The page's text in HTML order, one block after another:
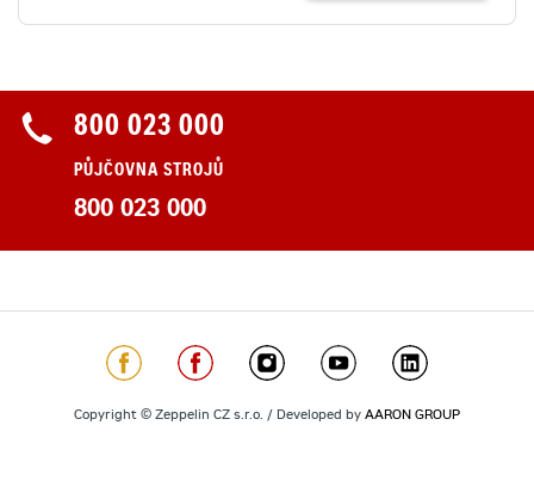
800 023 000
PŮJČOVNA STROJŮ
800 023 000
Copyright © Zeppelin CZ s.r.o. / Developed by AARON GROUP